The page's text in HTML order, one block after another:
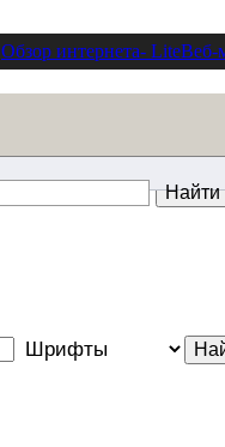
Обзор интернета- LiteВеб-